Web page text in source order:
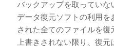
バックアップを取ってい
データ復元ソフトの利用
された全てのファイルを復
上書きされない限り、復元